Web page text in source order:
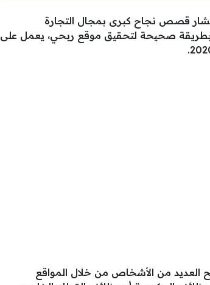
قصص نجاح كبرى بمجال التجارة
بطريقة صحيحة لتحقيق موقع ربحي، يعمل على
العديد من الأشخاص من خلال المواقع